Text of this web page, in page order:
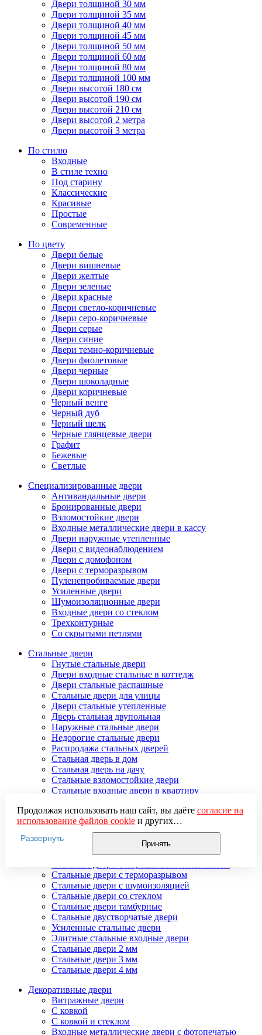
Двери толщиной 30 мм
Двери толщиной 35 мм
Двери толщиной 40 мм
Двери толщиной 45 мм
Двери толщиной 50 мм
Двери толщиной 60 мм
Двери толщиной 80 мм
Двери толщиной 100 мм
Двери высотой 180 см
Двери высотой 190 см
Двери высотой 210 см
Двери высотой 2 метра
Двери высотой 3 метра
По стилю
Входные
В стиле техно
Под старину
Классические
Красивые
Простые
Современные
По цвету
Двери белые
Двери вишневые
Двери желтые
Двери зеленые
Двери красные
Двери светло-коричневые
Двери серо-коричневые
Двери серые
Двери синие
Двери темно-коричневые
Двери фиолетовые
Двери черные
Двери шоколадные
Двери коричневые
Черный венге
Черный дуб
Черный шелк
Черные глянцевые двери
Графит
Бежевые
Светлые
Специализированные двери
Антивандальные двери
Бронированные двери
Взломостойкие двери
Входные металлические двери в кассу
Двери наружные утепленные
Двери с видеонаблюдением
Двери с домофоном
Двери с терморазрывом
Пуленепробиваемые двери
Усиленные двери
Шумоизоляционные двери
Входные двери со стеклом
Трехконтурные
Со скрытыми петлями
Стальные двери
Гнутые стальные двери
Двери входные стальные в коттедж
Двери стальные распашные
Стальные двери для улицы
Двери стальные утепленные
Дверь стальная двупольная
Наружные стальные двери
Недорогие стальные двери
Распродажа стальных дверей
Стальная дверь в дом
Стальная дверь на дачу
Стальные взломостойкие двери
Стальные входные двери в квартиру
Стальные двери внутреннего открывания
Стальные двери массив
Стальные двери мдф
Стальные двери с зеркалом
Стальные двери с ковкой
Стальные двери с терморазрывом
Стальные двери с шумоизоляцией
Стальные двери со стеклом
Стальные двери тамбурные
Стальные двустворчатые двери
Усиленные стальные двери
Элитные стальные входные двери
Стальные двери 2 мм
Стальные двери 3 мм
Стальные двери 4 мм
Декоративные двери
Витражные двери
С ковкой
С ковкой и стеклом
Входные металлические двери с фотопечатью
Продолжая использовать наш сайт, вы даёте согласие на
использование файлов cookieи других
пользовательских данных (включая IP-адрес, сведения о
местоположении, устройстве, действиях на сайте и т. п.)
для функционирования сайта, проведения
использования систем аналитики (например,
Яндекс.Метрика), в соответствии с нашейПолитикой
обработки персональных данных.
Если вы не хотите, чтобы ваши данные обрабатывались,
настройте ограничения в браузере или покиньте сайт.
Развернуть
Принять